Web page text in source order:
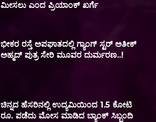
ಮೀಸಲು ಎಂದ ಪ್ರಿಯಾಂಕ್ ಖರ್ಗೆ
ಭೀಕರ ರಸ್ತೆ ಅಪಘಾತದಲ್ಲಿ ಗ್ಯಾಂಗ್ ಸ್ಟರ್ ಅತೀಕ್
ಅಹ್ಮದ್ ಪುತ್ರ ಸೇರಿ ಮೂವರ ದುರ್ಮರಣ..!
ಚಿನ್ನದ ಹೆಸರಿನಲ್ಲಿ ಉದ್ಯಮಿಯಿಂದ 1.5 ಕೋಟಿ
ರೂ. ಪಡೆದು ಮೋಸ ಮಾಡಿದ ಬ್ಯಾಂಕ್ ಸಿಬ್ಬಂದಿ